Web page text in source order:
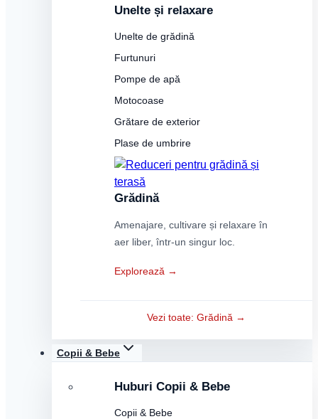
Unelte și relaxare
Unelte de grădină
Furtunuri
Pompe de apă
Motocoase
Grătare de exterior
Plase de umbrire
Grădină
Amenajare, cultivare și relaxare în
aer liber, într-un singur loc.
Explorează →
Vezi toate: Grădină →
Copii & Bebe
Huburi Copii & Bebe
Copii & Bebe